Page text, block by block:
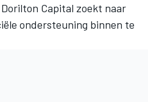
Capital zoekt naar
ondersteuning binnen te